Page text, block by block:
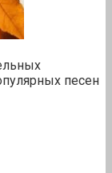
песен